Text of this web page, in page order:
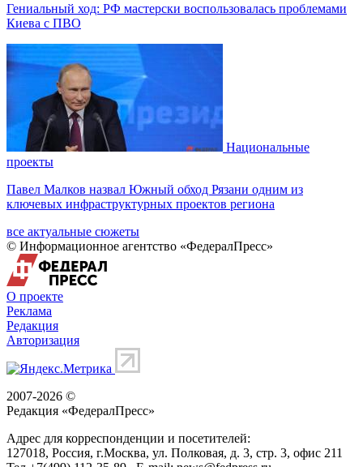
Гениальный ход: РФ мастерски воспользовалась проблемами
Киева с ПВО
Национальные
проекты
Павел Малков назвал Южный обход Рязани одним из
ключевых инфраструктурных проектов региона
все актуальные сюжеты
© Информационное агентство «ФедералПресс»
О проекте
Реклама
Редакция
Авторизация
2007-2026 ©
Редакция «ФедералПресс»
Адрес для корреспонденции и посетителей:
127018, Россия, г.Москва, ул. Полковая, д. 3, стр. 3, офис 211